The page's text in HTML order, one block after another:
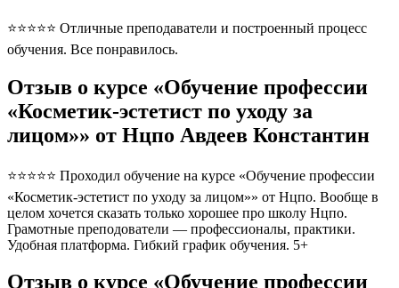
⭐⭐⭐⭐⭐ Отличные преподаватели и построенный процесс
обучения. Все понравилось.
Отзыв о курсе «Обучение профессии
«Косметик-эстетист по уходу за
лицом»» от Нцпо Авдеев Константин
⭐⭐⭐⭐⭐ Проходил обучение на курсе «Обучение профессии
«Косметик-эстетист по уходу за лицом»» от Нцпо. Вообще в
целом хочется сказать только хорошее про школу Нцпо.
Грамотные преподователи — профессионалы, практики.
Удобная платформа. Гибкий график обучения. 5+
Отзыв о курсе «Обучение профессии